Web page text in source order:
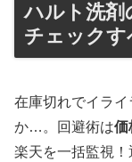
ハルト洗剤
チェック
在庫切れでイラ
か…。回避術は価
楽天を一括監視